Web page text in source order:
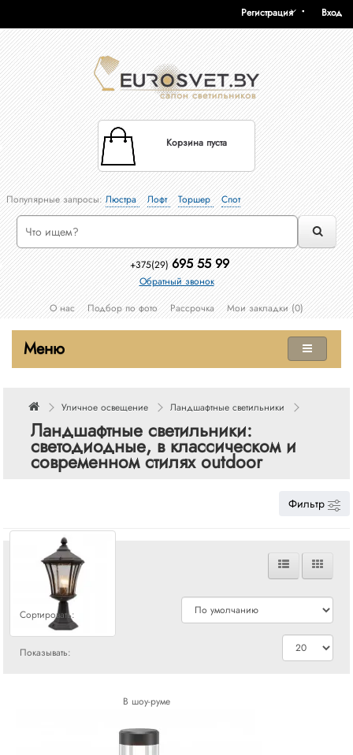
Вход
Регистрация
Корзина пуста
Популярные запросы:Люстра Лофт Торшер Спот
+375(29) 695 55 99
Обратный звонок
О нас
Подбор по фото Рассрочка Мои закладки (0)
Меню
Уличное освещение Ландшафтные светильники
Ландшафтные светильники:
светодиодные, в классическом и
современном стилях outdoor
Фильтр
Сравнения
Сортировать:
Показывать:
В шоу-руме